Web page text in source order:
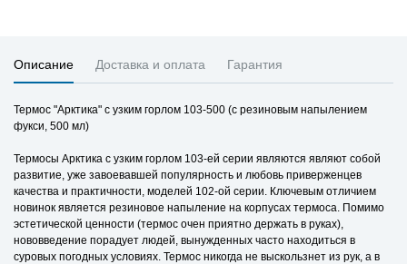
Описание Доставка и оплата Гарантия
Термос "Арктика" с узким горлом 103-500 (с резиновым напылением
фукси, 500 мл)
Термосы Арктика с узким горлом 103-ей серии являются являют собой
развитие, уже завоевавшей популярность и любовь приверженцев
качества и практичности, моделей 102-ой серии. Ключевым отличием
новинок является резиновое напыление на корпусах термоса. Помимо
эстетической ценности (термос очен приятно держать в руках),
нововведение порадует людей, вынужденных часто находиться в
суровых погодных условиях. Термос никогда не выскользнет из рук, а в